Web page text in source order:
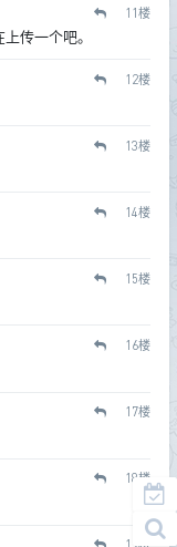
11楼
传一个吧。
12楼
13楼
14楼
15楼
16楼
17楼
18楼